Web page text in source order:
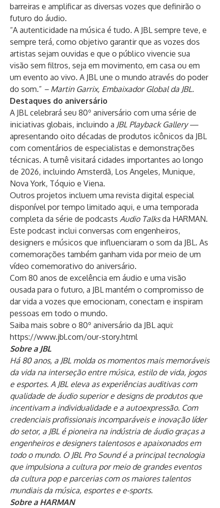
barreiras e amplificar as diversas vozes que definirão o
futuro do áudio.
“A autenticidade na música é tudo. A JBL sempre teve, e
sempre terá, como objetivo garantir que as vozes dos
artistas sejam ouvidas e que o público vivencie sua
visão sem filtros, seja em movimento, em casa ou em
um evento ao vivo. A JBL une o mundo através do poder
do som.” – Martin Garrix, Embaixador Global da JBL.
Destaques do aniversário
A JBL celebrará seu 80º aniversário com uma série de
iniciativas globais, incluindo a JBL Playback Gallery—
apresentando oito décadas de produtos icônicos da JBL
com comentários de especialistas e demonstrações
técnicas. A turnê visitará cidades importantes ao longo
de 2026, incluindo Amsterdã, Los Angeles, Munique,
Nova York, Tóquio e Viena.
Outros projetos incluem uma revista digital especial
disponível por tempo limitado aqui, e uma temporada
completa da série de podcasts Audio Talksda HARMAN.
Este podcast inclui conversas com engenheiros,
designers e músicos que influenciaram o som da JBL. As
comemorações também ganham vida por meio de um
vídeo comemorativo do aniversário.
Com 80 anos de excelência em áudio e uma visão
ousada para o futuro, a JBL mantém o compromisso de
dar vida a vozes que emocionam, conectam e inspiram
pessoas em todo o mundo.
Saiba mais sobre o 80º aniversário da JBL aqui:
https://www.jbl.com/our-story.html
Sobre a JBL
Há 80 anos, a JBL molda os momentos mais memoráveis
​​da vida na interseção entre música, estilo de vida, jogos
e esportes. A JBL eleva as experiências auditivas com
qualidade de áudio superior e designs de produtos que
incentivam a individualidade e a autoexpressão. Com
credenciais profissionais incomparáveis ​​e inovação líder
do setor, a JBL é pioneira na indústria de áudio graças a
engenheiros e designers talentosos e apaixonados em
todo o mundo. O JBL Pro Sound é a principal tecnologia
que impulsiona a cultura por meio de grandes eventos
da cultura pop e parcerias com os maiores talentos
mundiais da música, esportes e e-sports.
Sobre a HARMAN